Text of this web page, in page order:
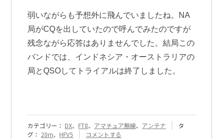
弱いながらも予想外に飛んでいましたね。NA
局がCQを出していたので呼んでみたのですが
残念ながら応答はありませんでした。結局この
バンドでは、インドネシア・オーストラリアの
局とQSOしてトライアルは終了しました。
カテゴリー： DX、 FT8、 アマチュア無線、 アンテナ
タ
グ： 20m、 HFV5
『[581]
コメントする